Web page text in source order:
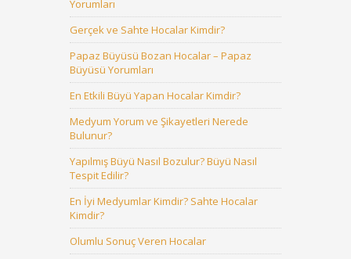
Yorumları
Gerçek ve Sahte Hocalar Kimdir?
Papaz Büyüsü Bozan Hocalar – Papaz
Büyüsü Yorumları
En Etkili Büyü Yapan Hocalar Kimdir?
Medyum Yorum ve Şikayetleri Nerede
Bulunur?
Yapılmış Büyü Nasıl Bozulur? Büyü Nasıl
Tespit Edilir?
En İyi Medyumlar Kimdir? Sahte Hocalar
Kimdir?
Olumlu Sonuç Veren Hocalar